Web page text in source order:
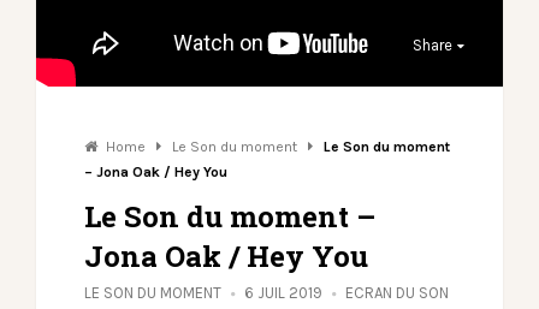
Share
Home Le Son du moment
Le Son du moment
– Jona Oak / Hey You
Le Son du moment –
Jona Oak / Hey You
LE SON DU MOMENT 6 JUIL 2019 ECRAN DU SON